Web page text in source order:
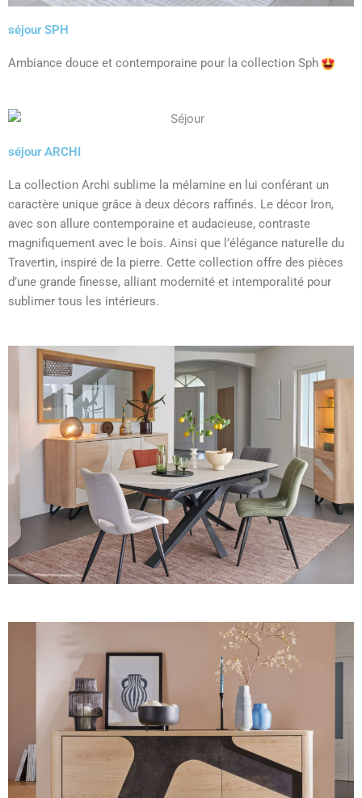
séjour SPH
Ambiance douce et contemporaine pour la collection Sph
séjour ARCHI
La collection Archi sublime la mélamine en lui conférant un
caractère unique grâce à deux décors raffinés. Le décor Iron,
avec son allure contemporaine et audacieuse, contraste
magnifiquement avec le bois. Ainsi que l’élégance naturelle du
Travertin, inspiré de la pierre. Cette collection offre des pièces
d’une grande finesse, alliant modernité et intemporalité pour
sublimer tous les intérieurs.